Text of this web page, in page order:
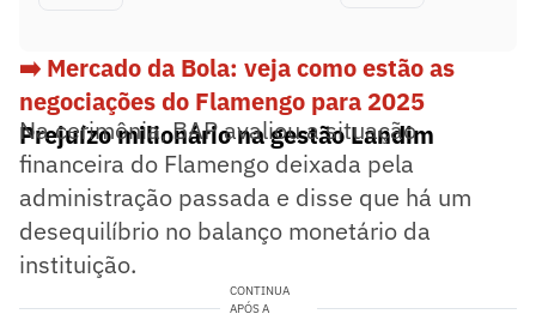
➡️ Mercado da Bola: veja como estão as
negociações do Flamengo para 2025
Prejuízo milionário na gestão Landim
Na cerimônia, BAP avaliou a situação
financeira do Flamengo deixada pela
administração passada e disse que há um
desequilíbrio no balanço monetário da
instituição.
CONTINUA
APÓS A